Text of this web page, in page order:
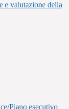
e valutazione della
Piano esecutivo